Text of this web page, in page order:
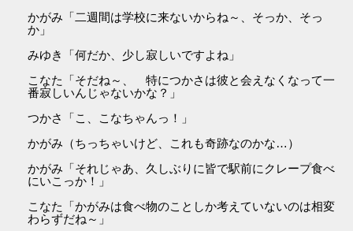
かがみ「二週間は学校に来ないからね～、そっか、そっ
か」
みゆき「何だか、少し寂しいですよね」
こなた「そだね～、 特につかさは彼と会えなくなって一
番寂しいんじゃないかな？」
つかさ「こ、こなちゃんっ！」
かがみ（ちっちゃいけど、これも奇跡なのかな…）
かがみ「それじゃあ、久しぶりに皆で駅前にクレープ食べ
にいこっか！」
こなた「かがみは食べ物のことしか考えていないのは相変
わらずだね～」